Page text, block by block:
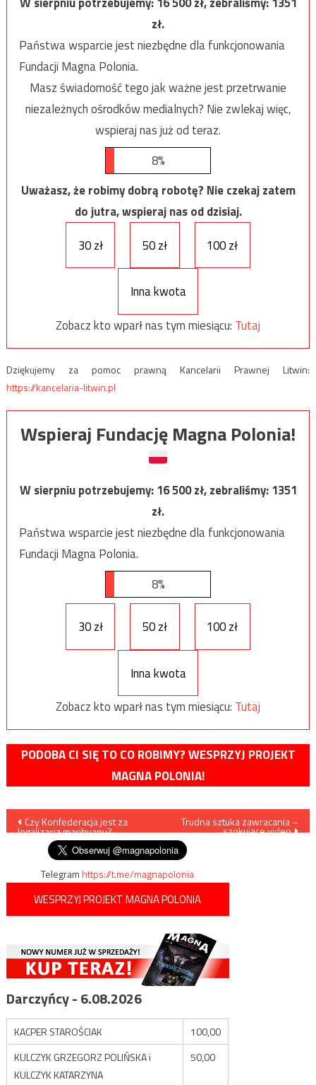
zł.
Państwa wsparcie jest niezbędne dla funkcjonowania
Fundacji Magna Polonia.
Masz świadomość tego jak ważne jest przetrwanie
niezależnych ośrodków medialnych? Nie zwlekaj więc,
wspieraj nas już od teraz.
8%
Uważasz, że robimy dobrą robotę? Nie czekaj zatem
do jutra, wspieraj nas od dzisiaj.
30 zł
50 zł 100 zł
Inna kwota
Zobacz kto wparł nas tym miesiącu: Tutaj
Dziękujemy za pomoc prawną Kancelarii Prawnej Litwin:
https://kancelaria-litwin.pl
Wspieraj Fundację Magna Polonia!
W sierpniu potrzebujemy:16 500zł, zebraliśmy:1351
zł.
Państwa wsparcie jest niezbędne dla funkcjonowania
Fundacji Magna Polonia.
8%
30 zł 50 zł 100 zł
Inna kwota
Zobacz kto wparł nas tym miesiącu: Tutaj
PODOBA CI SIĘ TO CO ROBIMY? WESPRZYJ PROJEKT
MAGNA POLONIA!
Nawigacja
wpisu
Czy Konfederacja jest za
legalizacją marihuany?
Trudna sztuka zawracania –
szokujące video
Telegramhttps://t.me/magnapolonia
WESPRZYJ PROJEKT MAGNA POLONIA
Darczyńcy - 6.08.2026
KACPER STAROŚCIAK
100,00
KULCZYK GRZEGORZ POLIŃSKA i
KULCZYK KATARZYNA
50,00